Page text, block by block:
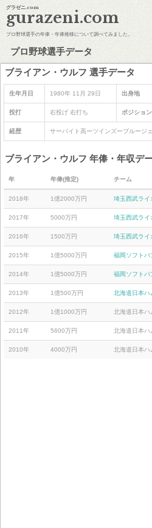
グラゼニ.com
gurazeni.com
プロ野球選手の年俸・年俸推移について調べてみました。
プロ野球選手データ
ブライアン・ウルフ 選手データ
生年月日 1980年 11月 29日 出身地
投打 右投げ 右打ち ポジション
経歴 サーバイト高ーツインズーブルージ
ブライアン・ウルフ 年俸・年収デ
年 年俸(推定) チーム
2018年 1億2000万円 埼玉西武ライ
2017年 5000万円 埼玉西武ライ
2016年 1500万円 埼玉西武ライ
2015年 1億5000万円 福岡ソフトバ
2014年 1億5000万円 福岡ソフトバ
2013年 1億500万円 北海道日本ハ
2012年 1億1000万円 北海道日本ハ
2011年 5600万円 北海道日本ハ
2010年 4000万円 北海道日本ハ